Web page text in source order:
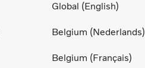
Global (English)
Belgium (Nederlands)
Belgium (Français)